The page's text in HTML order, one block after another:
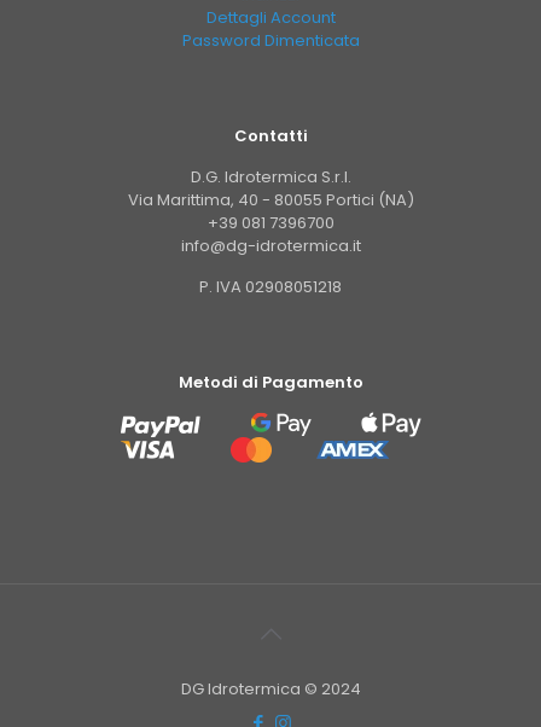
Dettagli Account
Password Dimenticata
Contatti
D.G. Idrotermica S.r.l.
Via Marittima, 40 - 80055 Portici (NA)
+39 081 7396700
info@dg-idrotermica.it
P. IVA 02908051218
Metodi di Pagamento
DG Idrotermica © 2024